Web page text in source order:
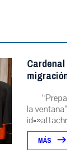
la
MÁS